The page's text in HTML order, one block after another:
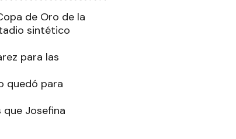
de Oro de la
sintético
para las
quedó para
Josefina